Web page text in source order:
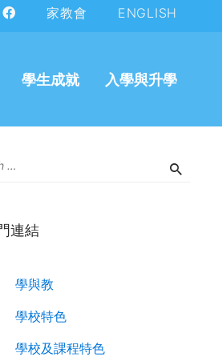
家教會 ENGLISH
學生成就 入學與升學
連結
學與教
學校特色
學校及課程特色